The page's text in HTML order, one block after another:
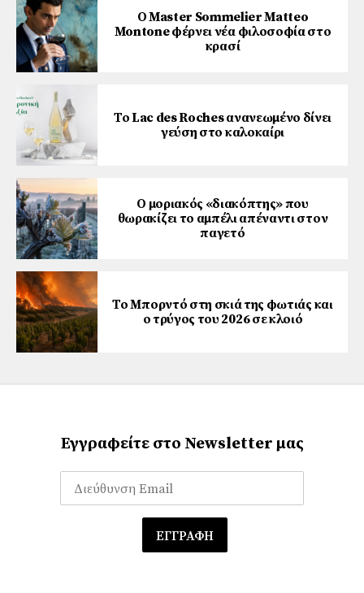
Ο Master Sommelier Matteo
Montone φέρνει νέα φιλοσοφία στο
κρασί
Το Lac des Roches ανανεωμένο δίνει
γεύση στο καλοκαίρι
Ο μοριακός «διακόπτης» που
θωρακίζει το αμπέλι απέναντι στον
παγετό
Το Μπορντό στη σκιά της φωτιάς και
ο τρύγος του 2026 σε κλοιό
Εγγραφείτε στο Newsletter μας